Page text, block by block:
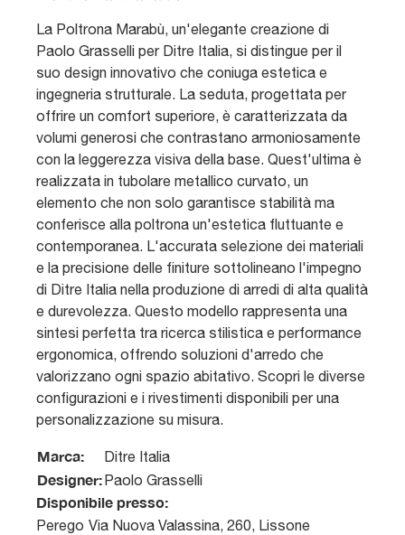
La Poltrona Marabù, un'elegante creazione di
Paolo Grasselli per Ditre Italia, si distingue per il
suo design innovativo che coniuga estetica e
ingegneria strutturale. La seduta, progettata per
offrire un comfort superiore, è caratterizzata da
volumi generosi che contrastano armoniosamente
con la leggerezza visiva della base. Quest'ultima è
realizzata in tubolare metallico curvato, un
elemento che non solo garantisce stabilità ma
conferisce alla poltrona un'estetica fluttuante e
contemporanea. L'accurata selezione dei materiali
e la precisione delle finiture sottolineano l'impegno
di Ditre Italia nella produzione di arredi di alta qualità
e durevolezza. Questo modello rappresenta una
sintesi perfetta tra ricerca stilistica e performance
ergonomica, offrendo soluzioni d'arredo che
valorizzano ogni spazio abitativo. Scopri le diverse
configurazioni e i rivestimenti disponibili per una
personalizzazione su misura.
Marca: Ditre Italia
Designer:Paolo Grasselli
Disponibile presso:
Perego Via Nuova Valassina, 260, Lissone